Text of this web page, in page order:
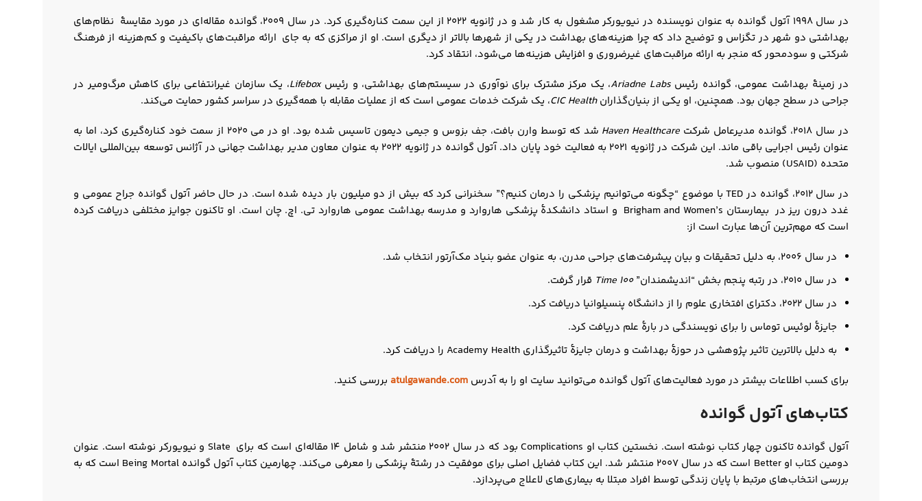
در سال ۱۹۹۸ آتول گوانده به عنوان نویسنده در نیویورکر مشغول به کار شد و در ژانویه ۲۰۲۲ از این سمت کناره‌گیری کرد. در سال ۲۰۰۹، گوانده مقاله‌ای در مورد مقایسۀ نظام‌های
بهداشتی دو شهر در تگزاس و توضیح داد که چرا هزینه‌های بهداشت در یکی از شهرها بالاتر از دیگری است. او از مراکزی که به جای ارائه مراقبت‌های باکیفیت و کم‌هزینه‌ از فرهنگ
شرکتی و سودمحور که منجر به ارائه مراقبت‌های غیرضروری و افزایش هزینه‌ها می‌شود، انتقاد کرد.
در زمینۀ بهداشت عمومی، گوانده رئیسAriadne Labs، یک مرکز مشترک برای نوآوری در سیستم‌های بهداشتی، و رئیسLifebox، یک سازمان غیرانتفاعی برای کاهش مرگ‌ومیر در
جراحی در سطح جهان بود. همچنین، او یکی از بنیان‌گذارانCIC Health، یک شرکت خدمات عمومی است که از عملیات مقابله با همه‌گیری در سراسر کشور حمایت می‌کند.
در سال ۲۰۱۸، گوانده مدیرعامل شرکت
Haven Healthcare
شد که توسط وارن بافت، جف بزوس و جیمی دیمون تاسیس شده بود. او در می ۲۰۲۰ از سمت خود کناره‌گیری کرد، اما به
عنوان رئیس اجرایی باقی ماند. این شرکت در ژانویه ۲۰۲۱ به فعالیت خود پایان داد. آتول گوانده در ژانویه ۲۰۲۲ به عنوان معاون مدیر بهداشت جهانی در آژانس توسعه بین‌المللی ایالات
متحده (USAID) منصوب شد.
در سال ۲۰۱۲، گوانده در TED با موضوع “چگونه می‌توانیم پزشکی را درمان کنیم؟” سخنرانی کرد که بیش از دو میلیون بار دیده شده است. در حال حاضر آتول گوانده جراح عمومی و
غدد درون ریز در بیمارستان Brigham and Women’s و استاد دانشکدۀ پزشکی هاروارد و مدرسه بهداشت عمومی هاروارد تی. اچ. چان است. او تاکنون جوایز مختلفی دریافت کرده
است که مهم‌ترین آن‌ها عبارت است از:
در سال ۲۰۰۶، به دلیل تحقیقات و بیان پیشرفت‌های جراحی مدرن، به عنوان عضو بنیاد مک‌آرتور انتخاب شد.
در سال ۲۰۱۰، در رتبه پنجم بخش “اندیشمندان”
Time 100 قرار گرفت.
در سال ۲۰۲۲، دکترای افتخاری علوم را از دانشگاه پنسیلوانیا دریافت کرد.
جایزۀ لوئیس توماس را برای نویسندگی در بارۀ علم دریافت کرد.
به دلیل بالاترین تاثیر پژوهشی در حوزۀ بهداشت و درمان جایزۀ تاثیرگذاری Academy Health را دریافت کرد.
برای کسب اطلاعات بیشتر در مورد فعالیت‌های آتول گوانده می‌توانید سایت او را به آدرس atulgawande.com بررسی کنید.
کتاب‌های آتول گوانده
آتول گوانده تاکنون چهار کتاب نوشته است. نخستین کتاب او Complications بود که در سال 2002 منتشر شد و شامل ۱۴ مقاله‌ای است که برای Slate و نیویورکر نوشته است. عنوان
دومین کتاب او Better است که در سال 2007 منتشر شد. این کتاب فضایل اصلی برای موفقیت در رشتۀ پزشکی را معرفی می‌کند. چهارمین کتاب آتول گوانده Being Mortal است که به
بررسی انتخاب‌های مرتبط با پایان زندگی توسط افراد مبتلا به بیماری‌های لاعلاج می‌پردازد.